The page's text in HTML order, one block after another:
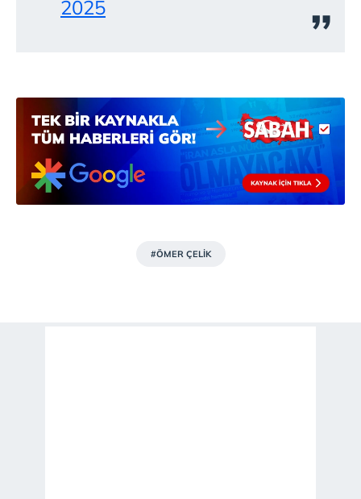
Çerezlere ilişkin tercihlerinizi aşağıda yer alan panel
6698 sayılı Kişisel Verilerin Korunması Kanunu uyarınca
hazırlanmış Aydınlatma Metnimizi okumak ve sitemizde
ilgili mevzuata uygun olarak kullanılan çerezlerle ilgili bilgi
almak için lütfentıklayınız
2025
#ÖMER ÇELİK